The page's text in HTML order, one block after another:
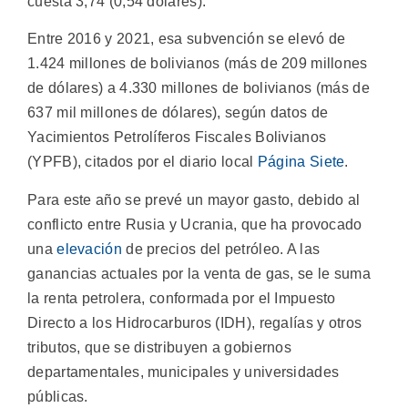
Entre 2016 y 2021, esa subvención se elevó de
1.424 millones de bolivianos (más de 209 millones
de dólares) a 4.330 millones de bolivianos (más de
637 mil millones de dólares), según datos de
Yacimientos Petrolíferos Fiscales Bolivianos
(YPFB), citados por el diario local
Página Siete.
Para este año se prevé un mayor gasto, debido al
conflicto entre Rusia y Ucrania, que ha provocado
unaelevación de precios del petróleo. A las
ganancias actuales por la venta de gas, se le suma
la renta petrolera, conformada por el Impuesto
Directo a los Hidrocarburos (IDH), regalías y otros
tributos, que se distribuyen a gobiernos
departamentales, municipales y universidades
públicas.